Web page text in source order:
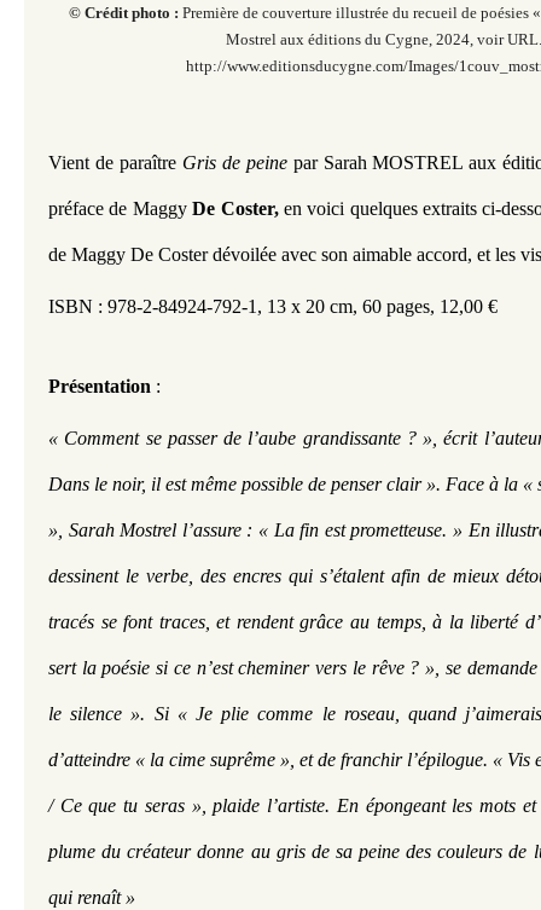
© Crédit photo : Première de couverture illustrée du recueil de poésies «
Mostrel aux éditions du Cygne, 2024, voir URL.
http://www.editionsducygne.com/Images/
Vient de paraître Gris de peine parSarah MOSTRELaux
préface de Maggy De Coster, en voici quelques extraits ci-
de Maggy De Coster dévoilée avec son aimable accord, et les
ISBN : 978-2-84924-792-1, 13 x 20 cm, 60 pages, 12,00 €
Présentation :
« Comment se passer de l’aube grandissante ? », écrit
Dans le noir, il est même possible de penser clair ». Face à la «
», Sarah Mostrel l’assure : « La fin est prometteuse. » En
dessinent le verbe, des encres qui s’étalent afin de mieux
tracés se font traces, et rendent grâce au temps, à la liberté
sert la poésie si ce n’est cheminer vers le rêve ? », se
le silence ». Si « Je plie comme le roseau, quand
d’atteindre « la cime suprême », et de franchir l’épilogue. « Vis
/ Ce que tu seras », plaide l’artiste. En épongeant les mots et
plume du créateur donne au gris de sa peine des couleurs
qui renaît »